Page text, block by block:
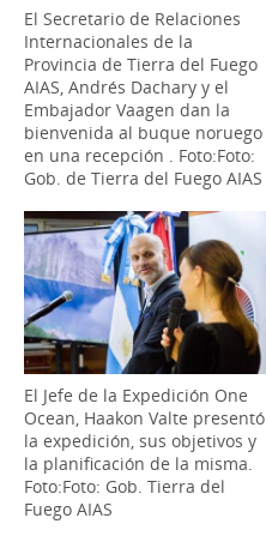
El Secretario de Relaciones
Internacionales de la
Provincia de Tierra del Fuego
AIAS, Andrés Dachary y el
Embajador Vaagen dan la
bienvenida al buque noruego
en una recepción . Foto:Foto:
Gob. de Tierra del Fuego AIAS
El Jefe de la Expedición One
Ocean, Haakon Valte presentó
la expedición, sus objetivos y
la planificación de la misma.
Foto:Foto: Gob. Tierra del
Fuego AIAS